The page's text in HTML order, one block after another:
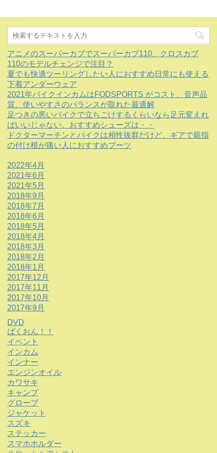
アニメのスーパーカブでスーパーカブ110、クロスカブ
110のモデルチェンジで注目？
夏でも快適ツーリングしたい人におすすめ日常にも使える
下着アンダーウェア
2021年バイクインカムはFODSPORTS がコスト、音声品
質、使いやすさのバランスが取れた最適解
足つきの悪いバイクで立ちごけするくらいなら足元変えれ
ばいいじゃない。おすすめシューズは・・
ドクターマーチンとバイクは相性抜群だけど、ギアで親指
の付け根が痛い人におすすめブーツ
2022年4月
2021年6月
2021年5月
2018年9月
2018年7月
2018年6月
2018年5月
2018年4月
2018年3月
2018年2月
2018年1月
2017年12月
2017年11月
2017年10月
2017年9月
DVD
ばくおん！！
イベント
インカム
インナー
エンジンオイル
カワサキ
キャンプ
グローブ
ジャケット
スズキ
ステッカー
スマホホルダー